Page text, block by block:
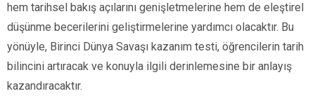
hem tarihsel bakış açılarını genişletmelerine hem de eleştirel
düşünme becerilerini geliştirmelerine yardımcı olacaktır. Bu
yönüyle, Birinci Dünya Savaşı kazanım testi, öğrencilerin tarih
bilincini artıracak ve konuyla ilgili derinlemesine bir anlayış
kazandıracaktır.